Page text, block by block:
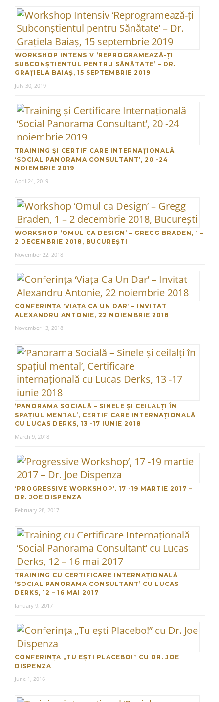
WORKSHOP INTENSIV ‘REPROGRAMEAZĂ-ȚI
SUBCONȘTIENTUL PENTRU SĂNĂTATE’ – DR.
GRAȚIELA BAIAȘ, 15 SEPTEMBRIE 2019
July 30, 2019
TRAINING ȘI CERTIFICARE INTERNAȚIONALĂ
‘SOCIAL PANORAMA CONSULTANT’, 20 -24
NOIEMBRIE 2019
April 24, 2019
WORKSHOP ‘OMUL CA DESIGN’ – GREGG BRADEN, 1 –
2 DECEMBRIE 2018, BUCUREȘTI
November 22, 2018
CONFERINȚA ‘VIAȚA CA UN DAR’ – INVITAT
ALEXANDRU ANTONIE, 22 NOIEMBRIE 2018
November 13, 2018
‘PANORAMA SOCIALĂ – SINELE ȘI CEILALȚI ÎN
SPAȚIUL MENTAL’, CERTIFICARE INTERNAȚIONALĂ
CU LUCAS DERKS, 13 -17 IUNIE 2018
March 9, 2018
‘PROGRESSIVE WORKSHOP’, 17 -19 MARTIE 2017 –
DR. JOE DISPENZA
February 28, 2017
TRAINING CU CERTIFICARE INTERNAȚIONALĂ
‘SOCIAL PANORAMA CONSULTANT’ CU LUCAS
DERKS, 12 – 16 MAI 2017
January 9, 2017
CONFERINȚA „TU EȘTI PLACEBO!” CU DR. JOE
DISPENZA
June 1, 2016